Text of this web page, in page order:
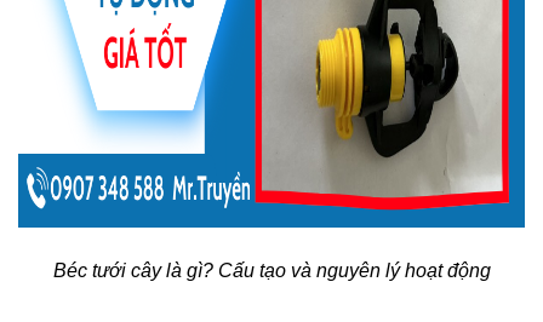
Béc tưới cây là gì? Cấu tạo và nguyên lý hoạt động